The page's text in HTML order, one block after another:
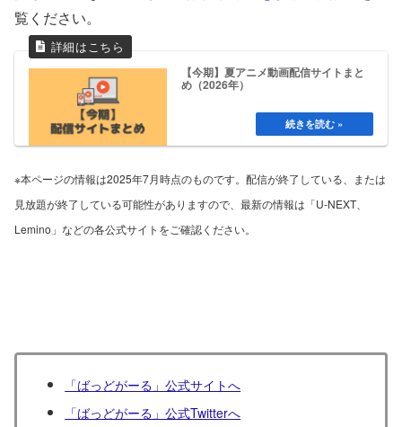
覧ください。
【今期】夏アニメ動画配信サイトまと
め（2026年）
※本ページの情報は2025年7月時点のものです。配信が終了している、または
見放題が終了している可能性がありますので、最新の情報は「U-NEXT、
Lemino」などの各公式サイトをご確認ください。
「ばっどがーる」公式サイトへ
「ばっどがーる」公式Twitterへ